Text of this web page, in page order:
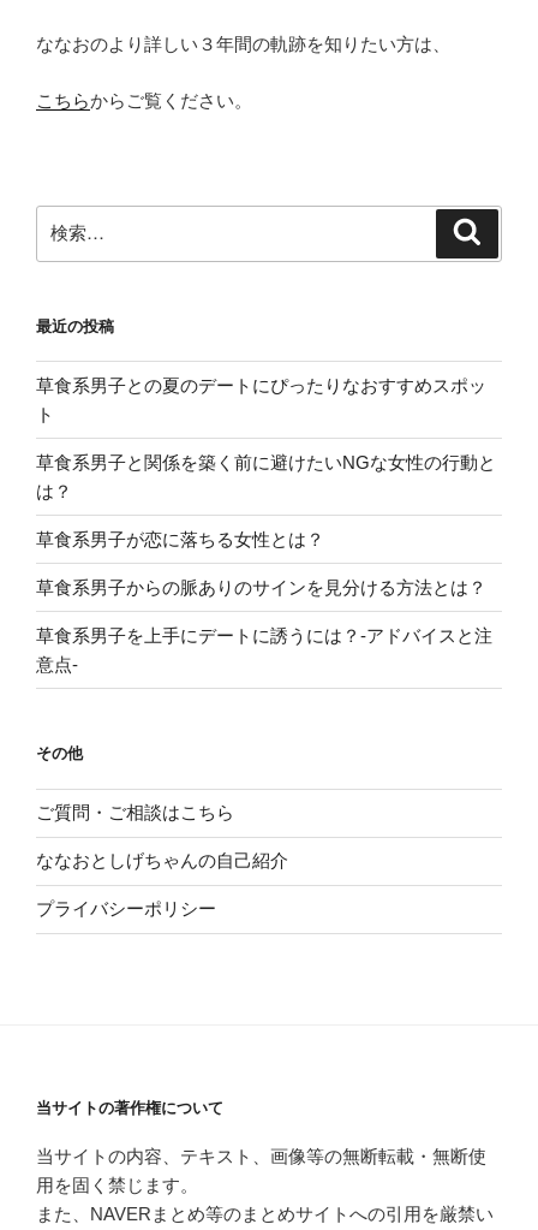
ななおのより詳しい３年間の軌跡を知りたい方は、
こちらからご覧ください。
索:
最近の投稿
草食系男子との夏のデートにぴったりなおすすめスポッ
ト
草食系男子と関係を築く前に避けたいNGな女性の行動と
は？
草食系男子が恋に落ちる女性とは？
草食系男子からの脈ありのサインを見分ける方法とは？
草食系男子を上手にデートに誘うには？-アドバイスと注
意点-
その他
ご質問・ご相談はこちら
ななおとしげちゃんの自己紹介
プライバシーポリシー
当サイトの著作権について
当サイトの内容、テキスト、画像等の無断転載・無断使
用を固く禁じます。
また、NAVERまとめ等のまとめサイトへの引用を厳禁い